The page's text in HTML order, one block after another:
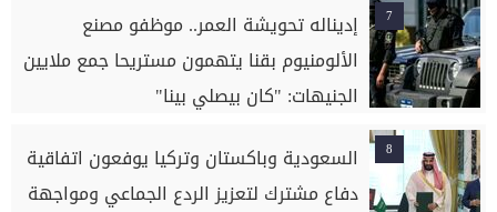
7
إديناله تحويشة العمر.. موظفو مصنع
الألومنيوم بقنا يتهمون مستريحا جمع ملايين
الجنيهات: "كان بيصلي بينا"
8
السعودية وباكستان وتركيا يوفعون اتفاقية
دفاع مشترك لتعزيز الردع الجماعي ومواجهة